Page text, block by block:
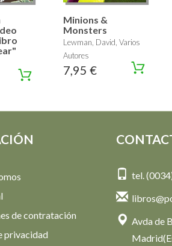
Minions &
Monsters
Lewman, David, Varios
Autores
7,95 €
de contratación
privacidad
tel.
Avda de